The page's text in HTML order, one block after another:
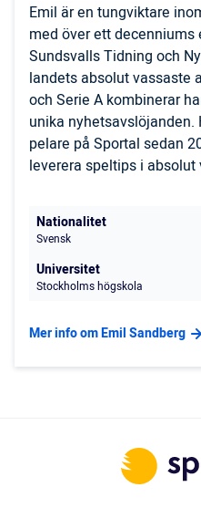
Emil är en tungviktare
med över ett
Sundsvalls Tidning och
landets absolut vassaste
och Serie A kombinerar
unika nyhetsavslöjanden.
pelare på Sportal sedan
leverera speltips i absolut
Nationalitet
Svensk
Universitet
Stockholms högskola
Mer info om Emil Sandberg